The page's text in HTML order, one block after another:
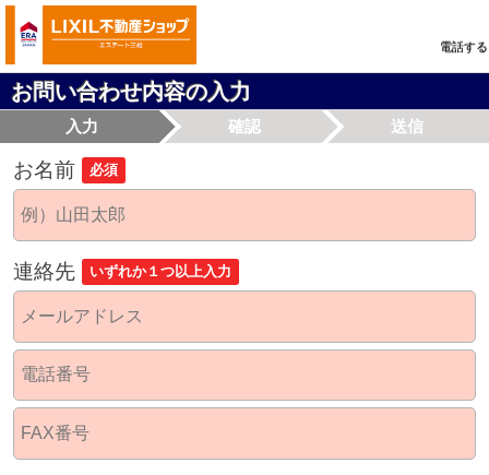
電話する
お問い合わせ内容の入力
入力 確認 送信
お名前 必須
連絡先 いずれか１つ以上入力